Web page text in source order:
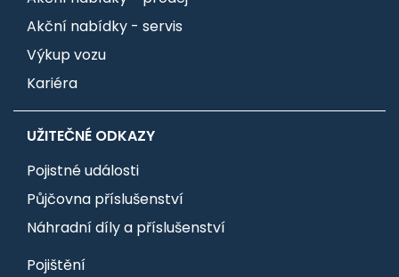
Akční nabídky - servis
Výkup vozu
Kariéra
UŽITEČNÉ ODKAZY
Pojistné události
Půjčovna příslušenství
Náhradní díly a příslušenství
Pojištění